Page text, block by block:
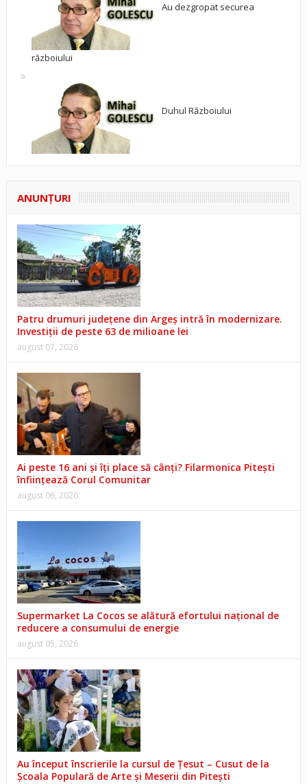
Au dezgropat securea
războiului
Duhul Războiului
ANUNŢURI
Patru drumuri județene din Argeș intră în modernizare.
Investiții de peste 63 de milioane lei
august 07, 2026
Ai peste 16 ani și îți place să cânți? Filarmonica Pitești
înființează Corul Comunitar
august 06, 2026
Supermarket La Cocos se alătură efortului național de
reducere a consumului de energie
august 05, 2026
Au început înscrierile la cursul de Țesut – Cusut de la
Școala Populară de Arte și Meserii din Pitești